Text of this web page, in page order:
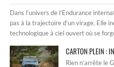
Dans l’univers de l’Endurance
pas à la trajectoire d’un virage. Elle
technologique à ciel ouvert où se
CARTON PLEIN :
Rien n’arrête le